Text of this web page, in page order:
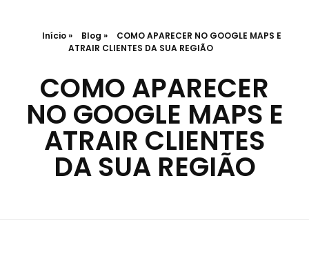
Início» Blog »
COMO APARECER NO GOOGLE MAPS E
ATRAIR CLIENTES DA SUA REGIÃO
COMO APARECER
NO GOOGLE MAPS E
ATRAIR CLIENTES
DA SUA REGIÃO